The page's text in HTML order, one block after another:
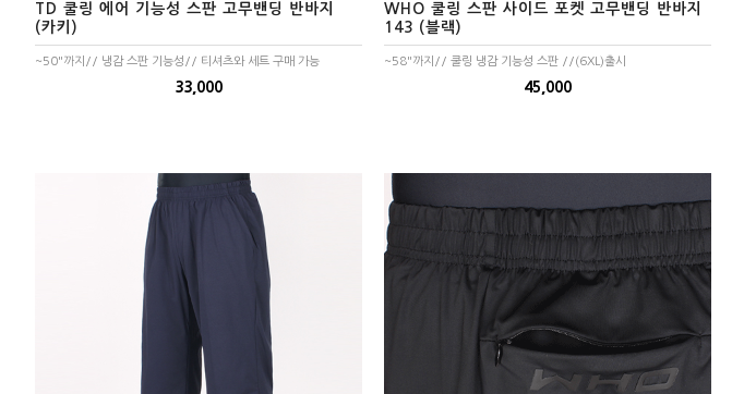
TD 쿨링 에어 기능성 스판 고무밴딩 반바지
(카키)
~50"까지// 냉감 스판 기능성// 티셔츠와 세트 구매 가능
33,000
WHO 쿨링 스판 사이드 포켓 고무밴딩 반바지
143 (블랙)
~58"까지// 쿨링 냉감 기능성 스판 //(6XL)출시
45,000